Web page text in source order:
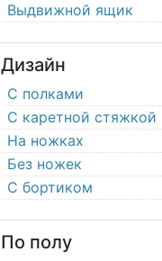
Выдвижной ящик
Дизайн
С полками
С каретной стяжкой
На ножках
Без ножек
С бортиком
По полу